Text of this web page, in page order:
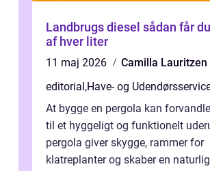
Landbrugs diesel sådan får du mest ud
af hver liter
11 maj 2026
Camilla Lauritzen
editorial ,Have- og
At bygge en pergola kan
til et hyggeligt og funktionelt
pergola giver skygge, rammer for
klatreplanter og skaber en naturlig